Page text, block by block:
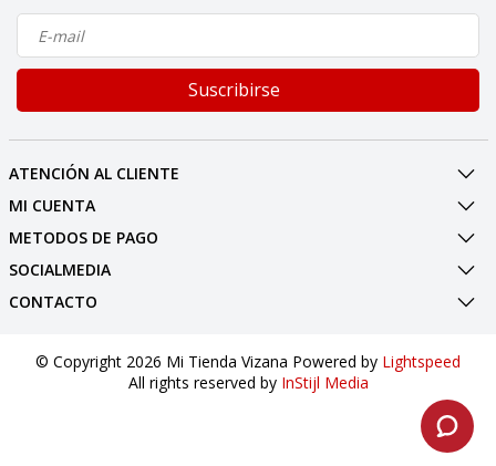
Suscribirse
ATENCIÓN AL CLIENTE
MI CUENTA
METODOS DE PAGO
SOCIALMEDIA
CONTACTO
© Copyright 2026 Mi Tienda Vizana Powered by Lightspeed
All rights reserved by InStijl Media